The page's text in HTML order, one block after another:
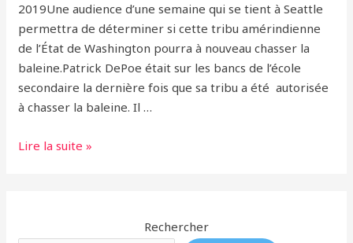
2019Une audience d’une semaine qui se tient à Seattle
permettra de déterminer si cette tribu amérindienne
de l’État de Washington pourra à nouveau chasser la
baleine.Patrick DePoe était sur les bancs de l’école
secondaire la dernière fois que sa tribu a été autorisée
à chasser la baleine. Il …
Etats-
Lire la suite »
Rechercher